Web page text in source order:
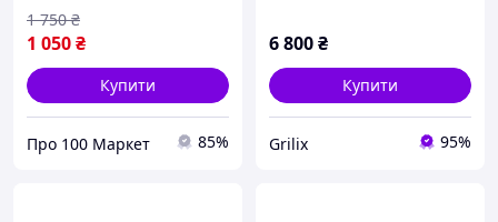
1 050₴
1 750 ₴
Купити
Про 100 Маркет 85%
6 800₴
Купити
Grilix 95%